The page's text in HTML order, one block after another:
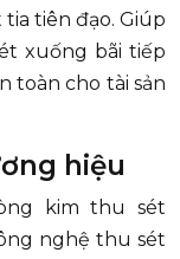
tiên đạo. Giúp
xuống bãi tiếp
toàn cho tài sản
hiệu
kim thu sét
nghệ thu sét